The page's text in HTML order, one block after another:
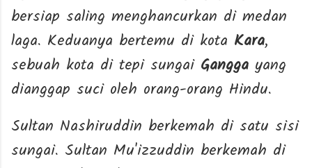
bersiap saling menghancurkan di medan
laga. Keduanya bertemu di kota Kara,
sebuah kota di tepi sungai Gangga yang
dianggap suci oleh orang-orang Hindu.
Sultan Nashiruddin berkemah di satu sisi
sungai. Sultan Mu'izzuddin berkemah di